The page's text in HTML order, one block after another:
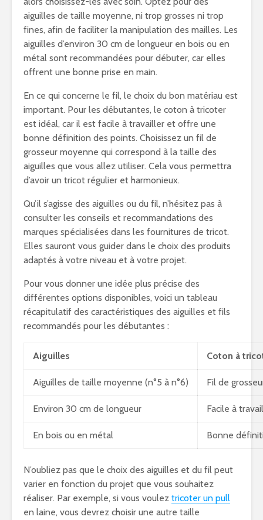
aiguilles de taille moyenne, ni trop grosses ni trop
fines, afin de faciliter la manipulation des mailles. Les
aiguilles d’environ 30 cm de longueur en bois ou en
métal sont recommandées pour débuter, car elles
offrent une bonne prise en main.
En ce qui concerne le fil, le choix du bon matériau est
important. Pour les débutantes, le coton à tricoter
est idéal, car il est facile à travailler et offre une
bonne définition des points. Choisissez un fil de
grosseur moyenne qui correspond à la taille des
aiguilles que vous allez utiliser. Cela vous permettra
d’avoir un tricot régulier et harmonieux.
Qu’il s’agisse des aiguilles ou du fil, n’hésitez pas à
consulter les conseils et recommandations des
marques spécialisées dans les fournitures de tricot.
Elles sauront vous guider dans le choix des produits
adaptés à votre niveau et à votre projet.
Pour vous donner une idée plus précise des
différentes options disponibles, voici un tableau
récapitulatif des caractéristiques des aiguilles et fils
recommandés pour les débutantes :
Aiguilles Coton à
Aiguilles de taille moyenne (n°5 à n°6) Fil de
Environ 30 cm de longueur Facile à
En bois ou en métal Bonne
N’oubliez pas que le choix des aiguilles et du fil peut
varier en fonction du projet que vous souhaitez
réaliser. Par exemple, si vous voulez tricoter un pull
en laine, vous devrez choisir une autre taille